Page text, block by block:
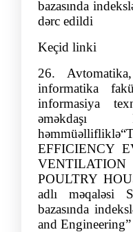
bazasında
dərc edildi
Keçid linki
26.
informatika
informasiya
əməkdaşı
həmmüəllifliklə“
EFFICIENCY
POULTRY
adlı məqaləsi
bazasında
and Engineering”